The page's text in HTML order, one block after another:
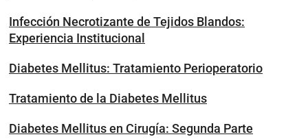
Infección Necrotizante de Tejidos Blandos:
Experiencia Institucional
Diabetes Mellitus: Tratamiento Perioperatorio
Tratamiento de la Diabetes Mellitus
Diabetes Mellitus en Cirugía: Segunda Parte